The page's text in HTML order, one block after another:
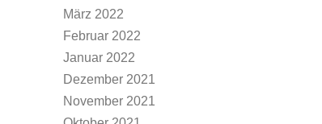
März 2022
Februar 2022
Januar 2022
Dezember 2021
November 2021